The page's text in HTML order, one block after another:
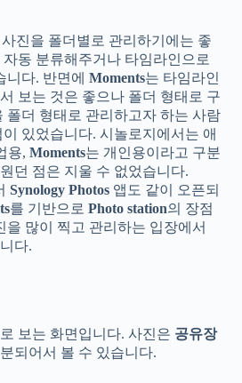
사진을 폴더별로 관리하기에는 좋
동 분류해주거나 타임라인으로
니다. 반면에 Moments는 타임라인
보는 것은 좋으나 폴더 형태로 구
폴더 형태로 관리하고자 하는 사람
있었습니다. 시놀로지에서는 애
용, Moments는 개인용이라고 구분
던 점은 지울 수 없었습니다.
Synology Photos 앱도 같이 오픈되
를 기반으로 Photo station의 장점
을 많이 찍고 관리하는 입장에서
다.
보는 화면입니다. 사진은 공유장
되어서 볼 수 있습니다.